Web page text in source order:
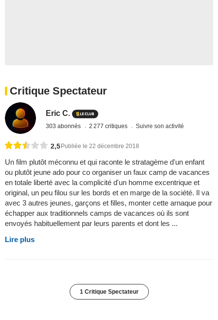
Critique Spectateur
Eric C.
303 abonnés 2 277 critiques Suivre son activité
2,5Publiée le 22 décembre 2018
Un film plutôt méconnu et qui raconte le stratagème d'un enfant
ou plutôt jeune ado pour co organiser un faux camp de vacances
en totale liberté avec la complicité d'un homme excentrique et
original, un peu filou sur les bords et en marge de la société. Il va
avec 3 autres jeunes, garçons et filles, monter cette arnaque pour
échapper aux traditionnels camps de vacances où ils sont
envoyés habituellement par leurs parents et dont les ...
Lire plus
1 Critique Spectateur